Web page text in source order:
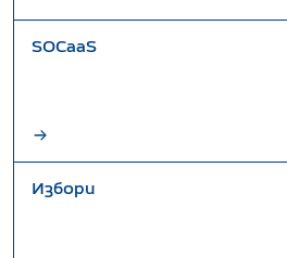
SOCaaS
Избори